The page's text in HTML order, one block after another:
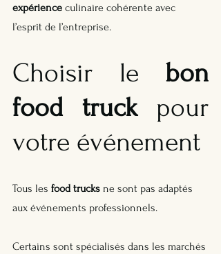
expérience culinaire cohérente avec
l’esprit de l’entreprise.
Choisir le bon
food truck pour
votre événement
Tous les food trucks ne sont pas adaptés
aux événements professionnels.
Certains sont spécialisés dans les marchés